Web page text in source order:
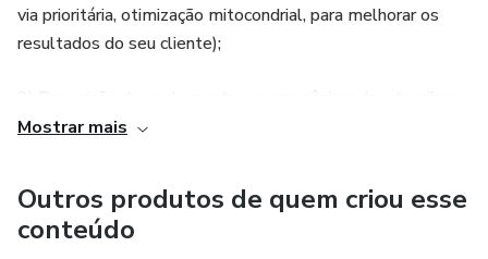
via prioritária, otimização mitocondrial, para melhorar os
resultados do seu cliente);
utilizamos a técnica de periodização nutricional);
nutricionista que atende no consultório precisa saber onde
quer chegar, para se posicionar na sua região).
Mostrar mais
Outros produtos de quem criou esse
conteúdo